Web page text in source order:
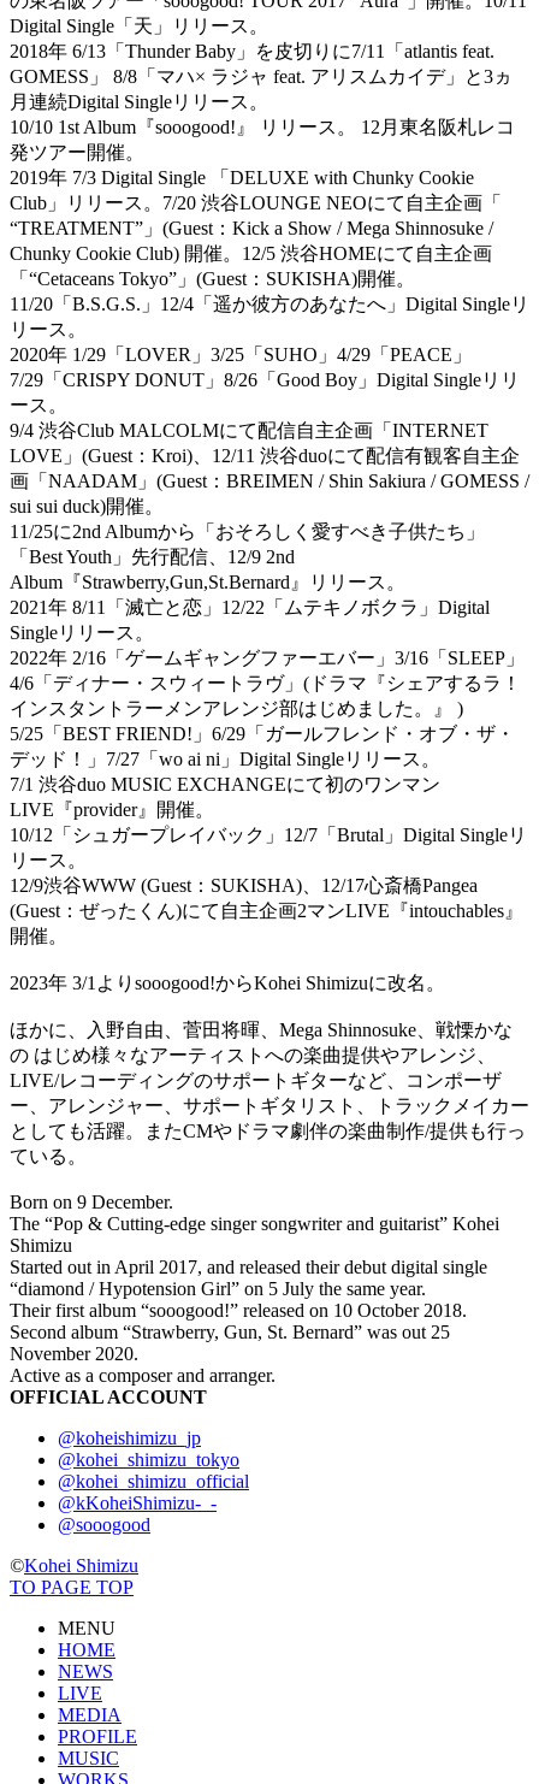
Digital Single「天」リリース。
2018年 6/13「Thunder Baby」を皮切りに7/11「atlantis feat.
GOMESS」 8/8「マハ× ラジャ feat. アリスムカイデ」と3ヵ
月連続Digital Singleリリース。
10/10 1st Album『sooogood!』 リリース。 12月東名阪札レコ
発ツアー開催。
2019年 7/3 Digital Single 「DELUXE with Chunky Cookie
Club」リリース。7/20 渋谷LOUNGE NEOにて自主企画「
“TREATMENT”」(Guest：Kick a Show / Mega Shinnosuke /
Chunky Cookie Club) 開催。12/5 渋谷HOMEにて自主企画
「“Cetaceans Tokyo”」(Guest：SUKISHA)開催。
11/20「B.S.G.S.」12/4「遥か彼方のあなたへ」Digital Singleリ
リース。
2020年 1/29「LOVER」3/25「SUHO」4/29「PEACE」
7/29「CRISPY DONUT」8/26「Good Boy」Digital Singleリリ
ース。
9/4 渋谷Club MALCOLMにて配信自主企画「INTERNET
LOVE」(Guest：Kroi)、12/11 渋谷duoにて配信有観客自主企
画「NAADAM」(Guest：BREIMEN / Shin Sakiura / GOMESS /
sui sui duck)開催。
11/25に2nd Albumから「おそろしく愛すべき子供たち」
「Best Youth」先行配信、12/9 2nd
Album『Strawberry,Gun,St.Bernard』リリース。
2021年 8/11「滅亡と恋」12/22「ムテキノボクラ」Digital
Singleリリース。
2022年 2/16「ゲームギャングファーエバー」3/16「SLEEP」
4/6「ディナー・スウィートラヴ」(ドラマ『シェアするラ！
インスタントラーメンアレンジ部はじめました。』 )
5/25「BEST FRIEND!」6/29「ガールフレンド・オブ・ザ・
デッド！」7/27「wo ai ni」Digital Singleリリース。
7/1 渋谷duo MUSIC EXCHANGEにて初のワンマン
LIVE『provider』開催。
10/12「シュガープレイバック」12/7「Brutal」Digital Singleリ
リース。
12/9渋谷WWW (Guest：SUKISHA)、12/17心斎橋Pangea
(Guest：ぜったくん)にて自主企画2マンLIVE『intouchables』
開催。
2023年 3/1よりsooogood!からKohei Shimizuに改名。
ほかに、入野自由、菅田将暉、Mega Shinnosuke、戦慄かな
の はじめ様々なアーティストへの楽曲提供やアレンジ、
LIVE/レコーディングのサポートギターなど、コンポーザ
ー、アレンジャー、サポートギタリスト、トラックメイカー
としても活躍。またCMやドラマ劇伴の楽曲制作/提供も行っ
ている。
Born on 9 December.
The “Pop & Cutting-edge singer songwriter and guitarist” Kohei
Shimizu
Started out in April 2017, and released their debut digital single
“diamond / Hypotension Girl” on 5 July the same year.
Their first album “sooogood!” released on 10 October 2018.
Second album “Strawberry, Gun, St. Bernard” was out 25
November 2020.
Active as a composer and arranger.
OFFICIAL ACCOUNT
@koheishimizu_jp
@kohei_shimizu_tokyo
@kohei_shimizu_official
@kKoheiShimizu-_-
@sooogood
©Kohei Shimizu
TO PAGE TOP
MENU
HOME
NEWS
LIVE
MEDIA
PROFILE
MUSIC